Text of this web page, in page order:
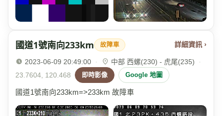
國道1號南向233km 故障車 詳細資訊 ›
2023-06-09 20:49:00 · 中部 西螺(230) - 虎尾(235)
·
23.7604, 120.468
即時影像 Google 地圖
國道1號南向233km=>233km 故障車